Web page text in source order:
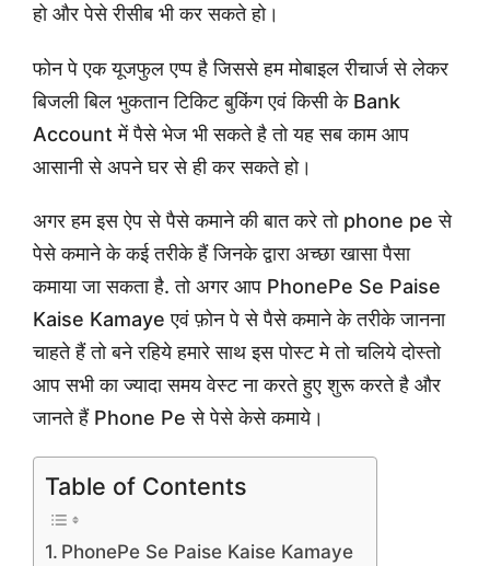
हो और पेसे रीसीब भी कर सकते हो।
फोन पे एक यूजफुल एप्प है जिससे हम मोबाइल रीचार्ज से लेकर
बिजली बिल भुकतान टिकिट बुकिंग एवं किसी के Bank
Account में पैसे भेज भी सकते है तो यह सब काम आप
आसानी से अपने घर से ही कर सकते हो।
अगर हम इस ऐप से पैसे कमाने की बात करे तो phone pe से
पेसे कमाने के कई तरीके हैं जिनके द्वारा अच्छा खासा पैसा
कमाया जा सकता है. तो अगर आप PhonePe Se Paise
Kaise Kamaye एवं फ़ोन पे से पैसे कमाने के तरीके जानना
चाहते हैं तो बने रहिये हमारे साथ इस पोस्ट मे तो चलिये दोस्तो
आप सभी का ज्यादा समय वेस्ट ना करते हुए शुरू करते है और
जानते हैं Phone Pe से पेसे केसे कमाये।
Table of Contents
PhonePe Se Paise Kaise Kamaye